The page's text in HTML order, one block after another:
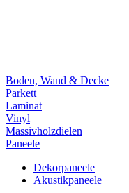
Boden, Wand & Decke
Parkett
Laminat
Vinyl
Massivholzdielen
Paneele
Dekorpaneele
Akustikpaneele